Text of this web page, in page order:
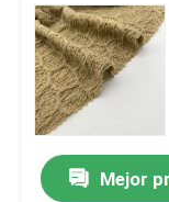
Mejor